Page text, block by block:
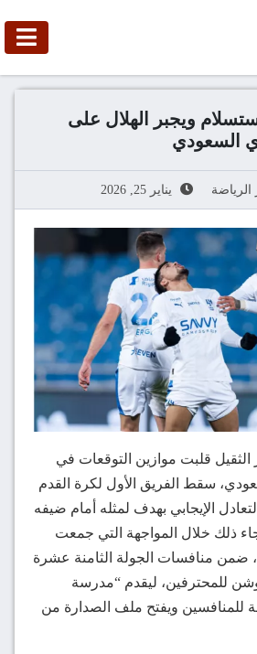
ويجبر الهلال على
السعودي
الرياضة يناير 25, 2026
الثقيل قلبت موازين التوقعات في
سقط الفريق الأول لكرة القدم
الإيجابي بهدف لمثله أمام ضيفه
جاء ذلك خلال المواجهة التي جمعت
ضمن منافسات الجولة الثامنة عشرة
للمحترفين، ليقدم “مدرسة
للمنافسين ويفتح ملف الصدارة من